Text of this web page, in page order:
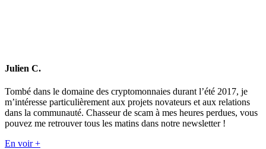
Julien C.
Tombé dans le domaine des cryptomonnaies durant l’été 2017, je
m’intéresse particulièrement aux projets novateurs et aux relations
dans la communauté. Chasseur de scam à mes heures perdues, vous
pouvez me retrouver tous les matins dans notre newsletter !
En voir +